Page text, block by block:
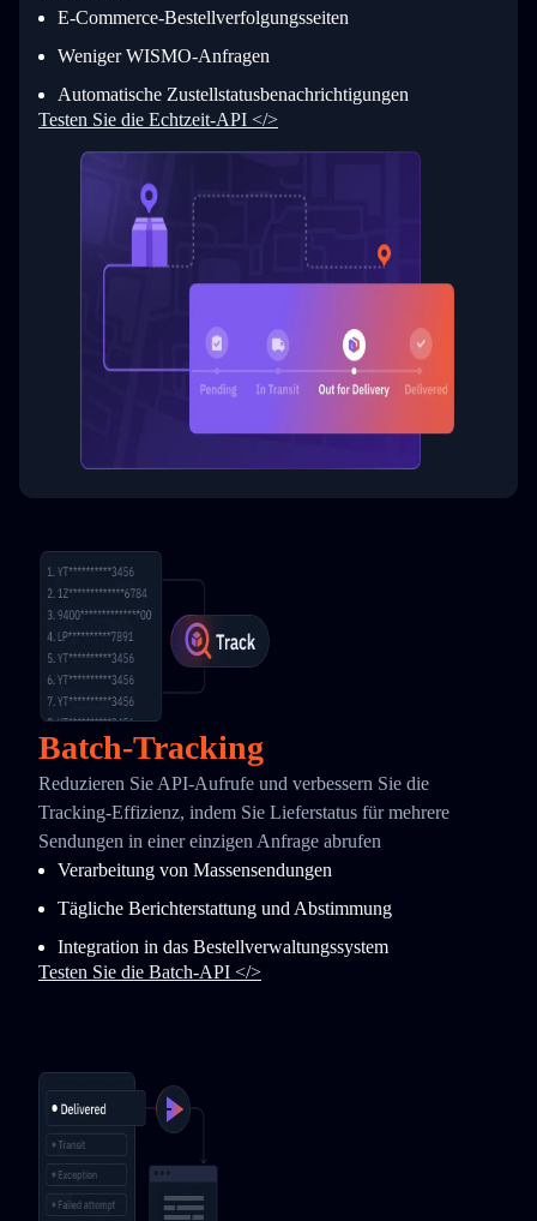
31
32
33
34
      }
    ]
  }
}
E-Commerce-Bestellverfolgungsseiten
Weniger WISMO-Anfragen
Automatische Zustellstatusbenachrichtigungen
Testen Sie die Echtzeit-API </>
Batch-Tracking
Reduzieren Sie API-Aufrufe und verbessern Sie die
Tracking-Effizienz, indem Sie Lieferstatus für mehrere
Sendungen in einer einzigen Anfrage abrufen
Verarbeitung von Massensendungen
Tägliche Berichterstattung und Abstimmung
Integration in das Bestellverwaltungssystem
Testen Sie die Batch-API </>